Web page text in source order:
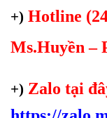
+) Hotline
Ms.Huyền –
+) Zalo tại